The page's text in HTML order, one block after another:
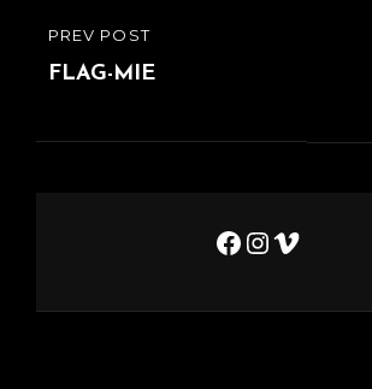
PREVIOUS
POST
PREV POST
FLAG-MIE
Facebook
Instagram
Vimeo